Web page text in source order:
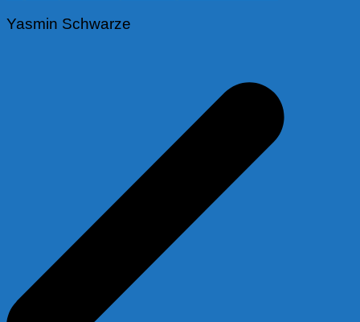
Yasmin Schwarze